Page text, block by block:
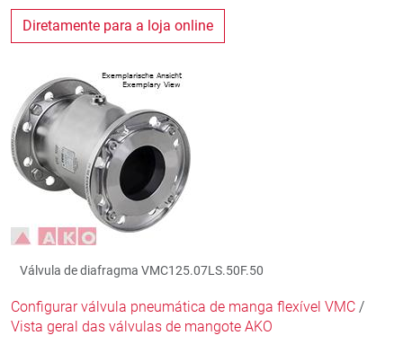
Diretamente para a loja online
Válvula de diafragma VMC125.07LS.50F.50
Configurar válvula pneumática de manga flexível VMC /
Vista geral das válvulas de mangote AKO